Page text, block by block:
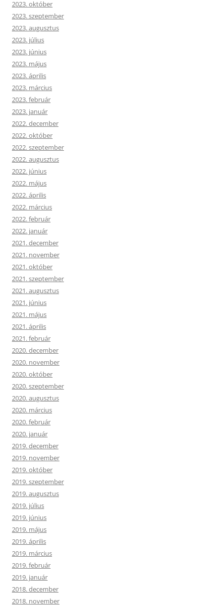
2023. október
2023. szeptember
2023. augusztus
2023. július
2023. június
2023. május
2023. április
2023. március
2023. február
2023. január
2022. december
2022. október
2022. szeptember
2022. augusztus
2022. június
2022. május
2022. április
2022. március
2022. február
2022. január
2021. december
2021. november
2021. október
2021. szeptember
2021. augusztus
2021. június
2021. május
2021. április
2021. február
2020. december
2020. november
2020. október
2020. szeptember
2020. augusztus
2020. március
2020. február
2020. január
2019. december
2019. november
2019. október
2019. szeptember
2019. augusztus
2019. július
2019. június
2019. május
2019. április
2019. március
2019. február
2019. január
2018. december
2018. november